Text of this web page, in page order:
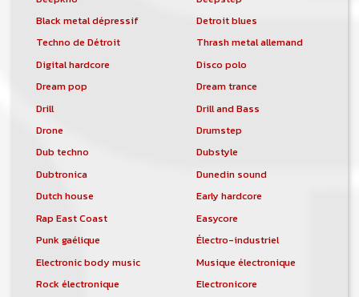
Black metal dépressif
Detroit blues
Techno de Détroit
Thrash metal allemand
Digital hardcore
Disco polo
Dream pop
Dream trance
Drill
Drill and Bass
Drone
Drumstep
Dub techno
Dubstyle
Dubtronica
Dunedin sound
Dutch house
Early hardcore
Rap East Coast
Easycore
Punk gaélique
Électro-industriel
Electronic body music
Musique électronique
Rock électronique
Electronicore